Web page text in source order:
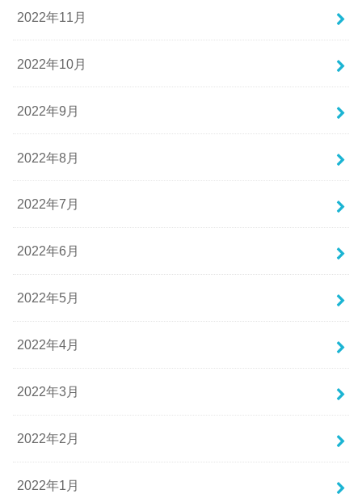
2022年11月
2022年10月
2022年9月
2022年8月
2022年7月
2022年6月
2022年5月
2022年4月
2022年3月
2022年2月
2022年1月